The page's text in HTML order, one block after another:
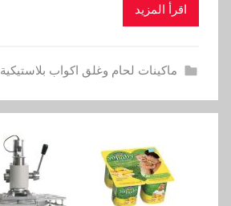
اقرأ المزيد
ماكينات لحام وغلق اكواب بلاستيكية